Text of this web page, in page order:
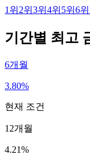
1 위 2위 3위 4위 5위 6위
기간별 최고
6개월
3.80%
현재 조건
12개월
4.21%